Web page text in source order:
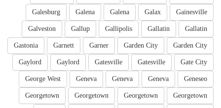
Gainesville
Galax
Galena
Galena
Galesburg
Gallatin
Gallatin
Gallipolis
Gallup
Galveston
Garden City
Garden City
Garner
Garnett
Gastonia
Gate City
Gatesville
Gatesville
Gaylord
Gaylord
Geneseo
Geneva
Geneva
Geneva
George West
Georgetown
Georgetown
Georgetown
Georgetown